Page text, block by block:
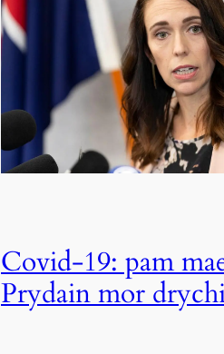
Covid-19: pam
Prydain mor